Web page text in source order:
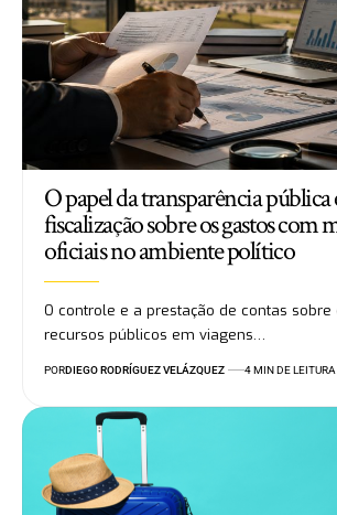
O papel da transparência pública
fiscalização sobre os gastos com
oficiais no ambiente político
O controle e a prestação de contas sobre
recursos públicos em viagens…
PORDIEGO RODRÍGUEZ VELÁZQUEZ 4 MIN DE LEITURA